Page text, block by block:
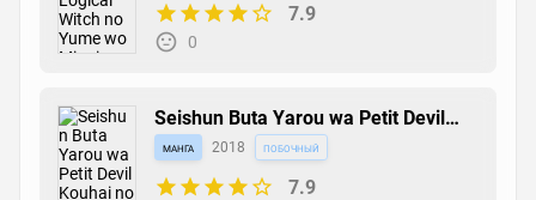
7.9
0
Seishun Buta Yarou wa Petit Devil
Kouhai no Yume wo Minai
манга 2018 побочный
7.9